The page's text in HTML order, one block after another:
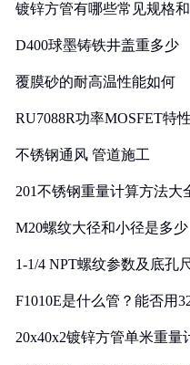
镀锌方管有哪些常见规格
D400球墨铸铁井盖重多少
覆膜砂的耐高温性能如何
RU7088R功率MOSFET特
不锈钢通风 管道施工
201不锈钢重量计算方法大
M20螺纹大径和小径是多少
1-1/4 NPT螺纹参数及底孔
F1010E是什么管？能否用
20x40x2镀锌方管单米重量